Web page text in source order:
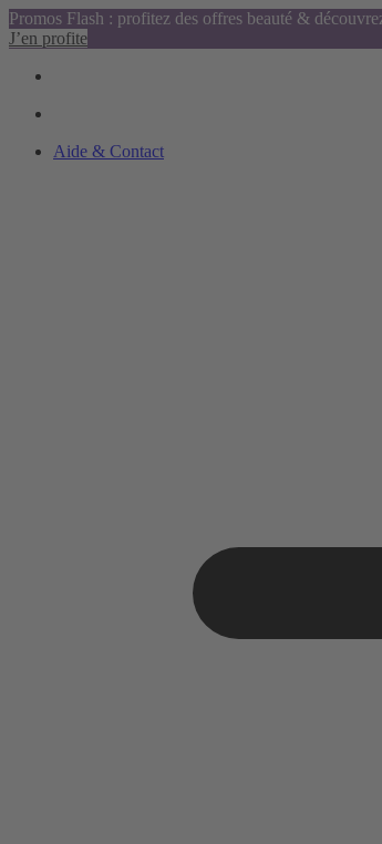
Promos Flash : profitez des offres beauté &
J’en profite
Aide & Contact